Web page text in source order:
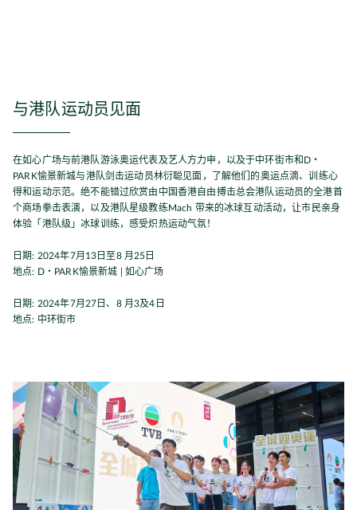
与港队运动员见面
在如心广场与前港队游泳奥运代表及艺人方力申，以及于中环街市和D・
PARK愉景新城与港队剑击运动员林衍聪见面，了解他们的奥运点滴、训练心
得和运动示范。绝不能错过欣赏由中国香港自由搏击总会港队运动员的全港首
个商场拳击表演，以及港队星级教练Mach 带来的冰球互动活动，让市民亲身
体验「港队级」冰球训练，感受炽热运动气氛！
日期: 2024年7月13日至8 月25日
地点: D・PARK愉景新城 | 如心广场
日期: 2024年7月27日、8 月3及4日
地点: 中环街市